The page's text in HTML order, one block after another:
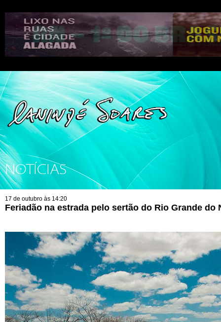
NOTÍCIAS
17 de outubro às 14:20
Feriadão na estrada pelo sertão do Rio Grande do